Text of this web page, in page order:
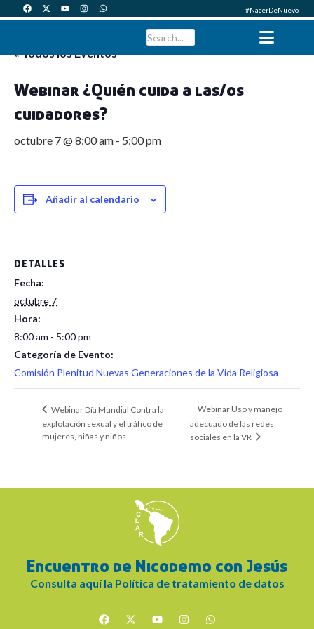
#NacerDeNuevo
« Todos los Eventos
Webinar ¿Quién cuida a las/os
cuidadores?
octubre 7 @ 8:00 am - 5:00 pm
Añadir al calendario
DETALLES
Fecha:
octubre 7
Hora:
8:00 am - 5:00 pm
Categoría de Evento:
Comisión Plenitud Nuevas Generaciones de la Vida Religiosa
Webinar Día Mundial Contra la
explotación sexual y el tráfico de
mujeres, niñas y niños
Webinar Uso y manejo
adecuado de las redes
sociales en la VR
Encuentro de Nicodemo con Jesús
Consulta aquí la Política de tratamiento de datos